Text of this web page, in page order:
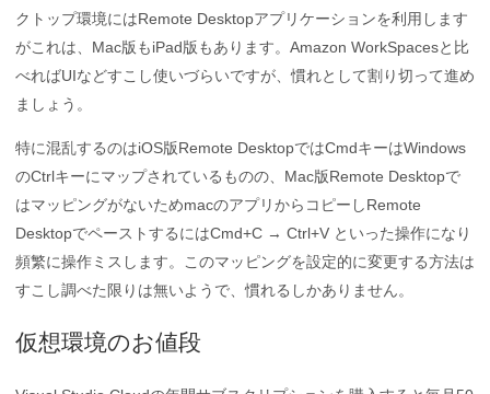
クトップ環境にはRemote Desktopアプリケーションを利用します
がこれは、Mac版もiPad版もあります。Amazon WorkSpacesと比
べればUIなどすこし使いづらいですが、慣れとして割り切って進め
ましょう。
特に混乱するのはiOS版Remote DesktopではCmdキーはWindows
のCtrlキーにマップされているものの、Mac版Remote Desktopで
はマッピングがないためmacのアプリからコピーしRemote
DesktopでペーストするにはCmd+C → Ctrl+V といった操作になり
頻繁に操作ミスします。このマッピングを設定的に変更する方法は
すこし調べた限りは無いようで、慣れるしかありません。
仮想環境のお値段